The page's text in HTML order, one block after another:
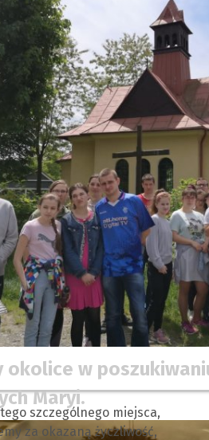
okolice w
Maryi.
szczególnego miejsca,
za okazaną życzliwość,